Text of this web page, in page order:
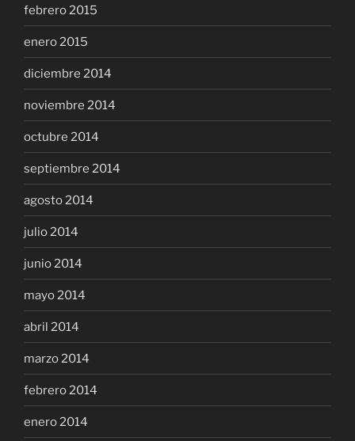
febrero 2015
enero 2015
diciembre 2014
noviembre 2014
octubre 2014
septiembre 2014
agosto 2014
julio 2014
junio 2014
mayo 2014
abril 2014
marzo 2014
febrero 2014
enero 2014